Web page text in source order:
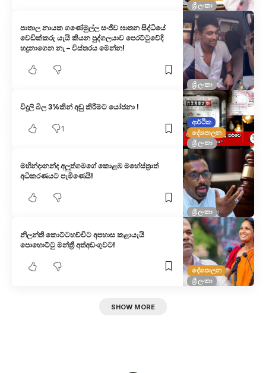
ශ්‍රී ලංකා
ශ්‍රී ලංකා
පාතාල නාය​ක ගණේමුල්ල සංජීව ඝාතන සිද්ධි​යේ
වෙඩික්කරු යැයි කියන පුද්ගලයා​ව පෙරට්ටුවේදි
හදුනාගෙන නැ – විස්තරය මෙන්​න!
ආර්ථික
දේශපාලන
ශ්‍රී ලංකා
විදුලි බිල 3%කින් අඩු කිරීමට යෝජනා !
1
ශ්‍රී ලංකා
මහින්දානන්ද අලුත්ගමගේ කොළඹ මහේස්ත්‍රාත්
අධිකරණයට පැමිණෙයි!
දේශපාලන
ශ්‍රී ලංකා
නිලන්ති කොට්ටහච්චිට අපහාස කළායැයි
පොහොට්ටු මන්ත්‍රී අත්අඩංගුවට!
SHOW MORE